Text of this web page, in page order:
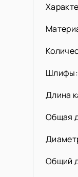
Шлифы:
Длина
Общая
Общий